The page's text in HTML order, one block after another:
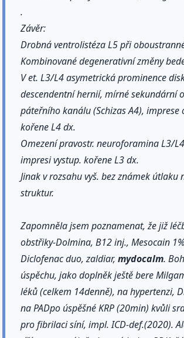
.
Závěr:
Drobná ventrolistéza L5 při
Kombinované degenerativní změny
V et. L3/L4 asymetrická prominence
descendentní hernií, mírné sekundární
páteřního kanálu (Schizas A4), imprese
kořene L4 dx.
Omezení pravostr. neuroforamina L3/
impresi vystup. kořene L3 dx.
Jinak v rozsahu vyš. bez známek útlaku
struktur.
Zapomněla jsem poznamenat, že již
obstřiky-Dolmina, B12 inj., Mesocain
Diclofenac duo, zaldiar,mydocalm.
úspěchu, jako doplněk ještě bere
léků (celkem 14denně), na hypertenzi,
na PADpo úspěšné KRP (20min) kvůli
pro fibrilaci síní, impl. ICD-def.(2020).